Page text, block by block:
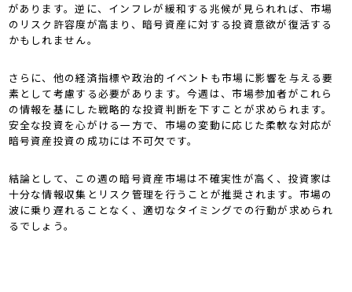
があります。逆に、インフレが緩和する兆候が見られれば、市場
のリスク許容度が高まり、暗号資産に対する投資意欲が復活する
かもしれません。
さらに、他の経済指標や政治的イベントも市場に影響を与える要
素として考慮する必要があります。今週は、市場参加者がこれら
の情報を基にした戦略的な投資判断を下すことが求められます。
安全な投資を心がける一方で、市場の変動に応じた柔軟な対応が
暗号資産投資の成功には不可欠です。
結論として、この週の暗号資産市場は不確実性が高く、投資家は
十分な情報収集とリスク管理を行うことが推奨されます。市場の
波に乗り遅れることなく、適切なタイミングでの行動が求められ
るでしょう。